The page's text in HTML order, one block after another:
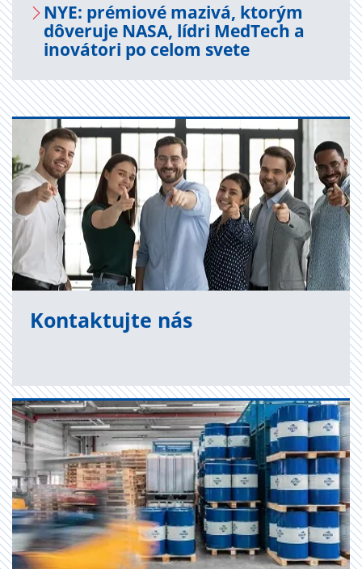
NYE: pré­mi­ové ma­zi­vá, kto­rým
dô­ve­ru­je NASA, lídri Med­Tech a
ino­vá­to­ri po celom svete
Kon­tak­tuj­te nás